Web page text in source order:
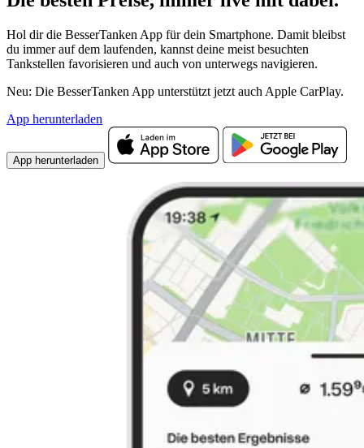
Hol dir die BesserTanken App für dein Smartphone. Damit bleibst
du immer auf dem laufenden, kannst deine meist besuchten
Tankstellen favorisieren und auch von unterwegs navigieren.
Neu: Die BesserTanken App unterstützt jetzt auch Apple CarPlay.
App herunterladen
App herunterladen